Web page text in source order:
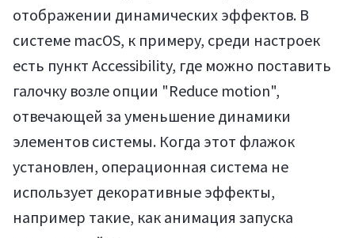
отображении динамических эффектов. В
системе macOS, к примеру, среди настроек
есть пункт Accessibility, где можно поставить
галочку возле опции "Reduce motion",
отвечающей за уменьшение динамики
элементов системы. Когда этот флажок
установлен, операционная система не
использует декоративные эффекты,
например такие, как анимация запуска